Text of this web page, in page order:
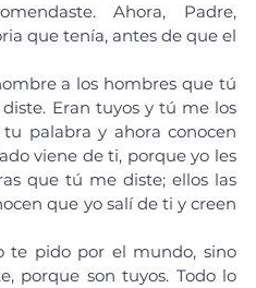
Ahora, Padre,
que tenía, antes de que el
Eran tuyos y tú me los
palabra y ahora conocen
viene de ti, porque yo les
que tú me diste; ellos las
que yo salí de ti y creen
porque son tuyos. Todo lo